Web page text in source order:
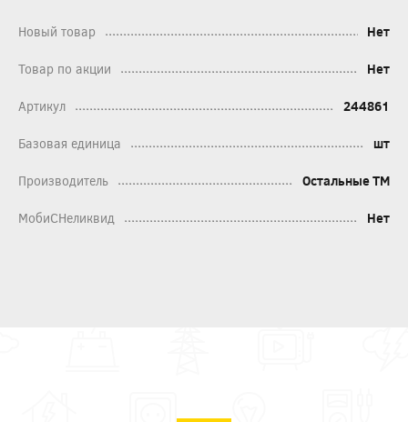
Новый товар Нет
Товар по акции Нет
Артикул 244861
Базовая единица шт
Производитель Остальные ТМ
МобиСНеликвид Нет